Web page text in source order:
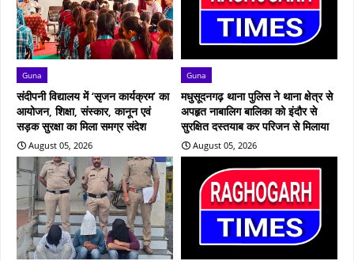
Guna
संदीपनी विद्यालय में ‘सृजन कार्यक्रम’ का
आयोजन, शिक्षा, संस्कार, कानून एवं
सड़क सुरक्षा का मिला समग्र संदेश
August 05, 2026
Guna
मधुसूदनगढ़ थाना पुलिस ने थाना क्षेत्र से
अपहृत नाबालिग बालिका को इंदौर से
सुरक्षित दस्तयाब कर परिजन से मिलाया
August 05, 2026